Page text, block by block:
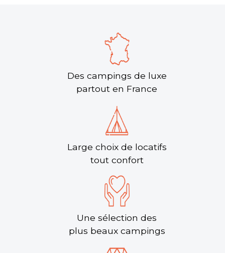
Des campings de luxe
partout en France
Large choix de locatifs
tout confort
Une sélection des
plus beaux campings